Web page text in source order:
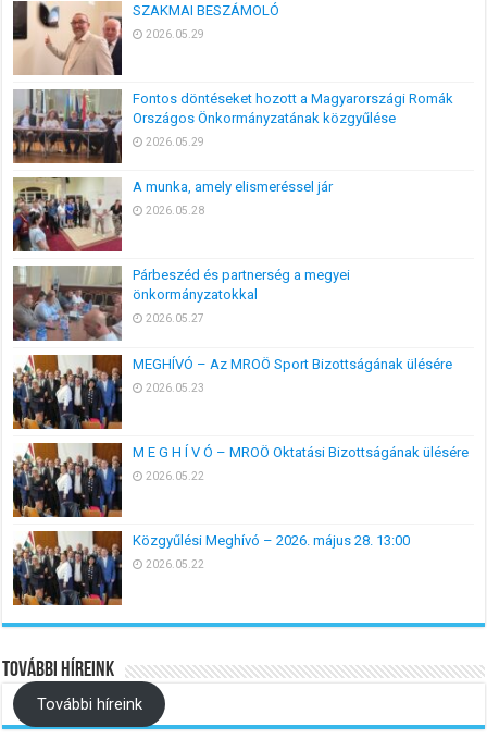
SZAKMAI BESZÁMOLÓ
2026.05.29
Fontos döntéseket hozott a Magyarországi Romák
Országos Önkormányzatának közgyűlése
2026.05.29
A munka, amely elismeréssel jár
2026.05.28
Párbeszéd és partnerség a megyei
önkormányzatokkal
2026.05.27
MEGHÍVÓ – Az MROÖ Sport Bizottságának ülésére
2026.05.23
M E G H Í V Ó – MROÖ Oktatási Bizottságának ülésére
2026.05.22
Közgyűlési Meghívó – 2026. május 28. 13:00
2026.05.22
További híreink
További híreink